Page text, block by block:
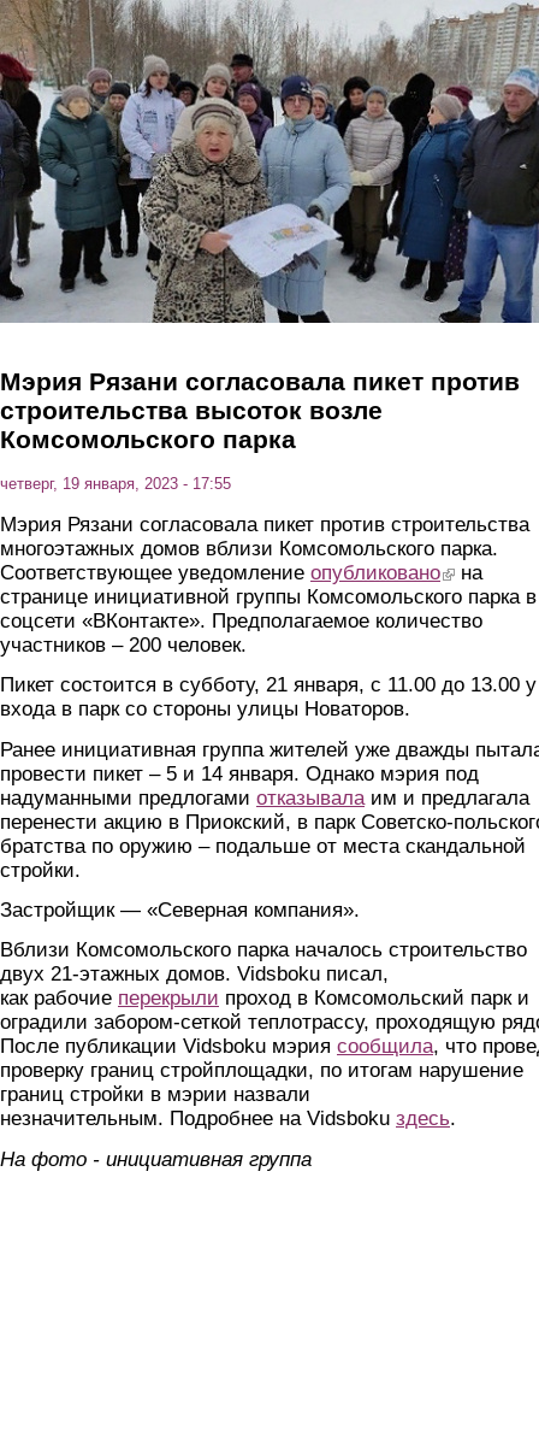
Перейти к основному содержанию
Мэрия Рязани согласовала пикет против
строительства высоток возле
Комсомольского парка
четверг, 19 января, 2023 - 17:55
Мэрия Рязани согласовала пикет против строительства
многоэтажных домов вблизи Комсомольского парка.
Соответствующее уведомление опубликовано(link is
на
странице инициативной группы Комсомольского парка в
соцсети «ВКонтакте». Предполагаемое количество
участников – 200 человек.
Пикет состоится в субботу, 21 января, с 11.00 до 13.00 у
входа в парк со стороны улицы Новаторов.
Ранее инициативная группа жителей уже дважды
провести пикет – 5 и 14 января. Однако мэрия под
надуманными предлогами отказывала им и предлагала
перенести акцию в Приокский, в парк Советско-
братства по оружию – подальше от места скандальной
стройки.
Застройщик — «Северная компания».
Вблизи Комсомольского парка началось строительство
двух 21-этажных домов. Vidsboku писал,
как рабочие перекрыли проход в Комсомольский парк и
оградили забором-сеткой теплотрассу, проходящую
После публикации Vidsboku мэрия сообщила, что
проверку границ стройплощадки, по итогам нарушение
границ стройки в мэрии назвали
незначительным. Подробнее на Vidsboku здесь.
На фото - инициативная группа